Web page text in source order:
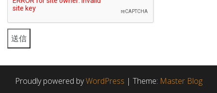
Proudly powered byWordPress | Theme: Master Blog